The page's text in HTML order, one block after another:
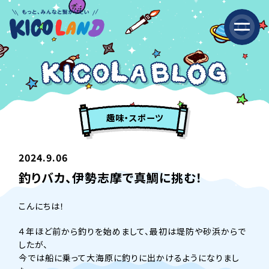
趣味・スポーツ
2024.9.06
釣りバカ、伊勢志摩で真鯛に挑む！
こんにちは！
４年ほど前から釣りを始めまして、最初は堤防や砂浜からで
したが、
今では船に乗って大海原に釣りに出かけるようになりまし